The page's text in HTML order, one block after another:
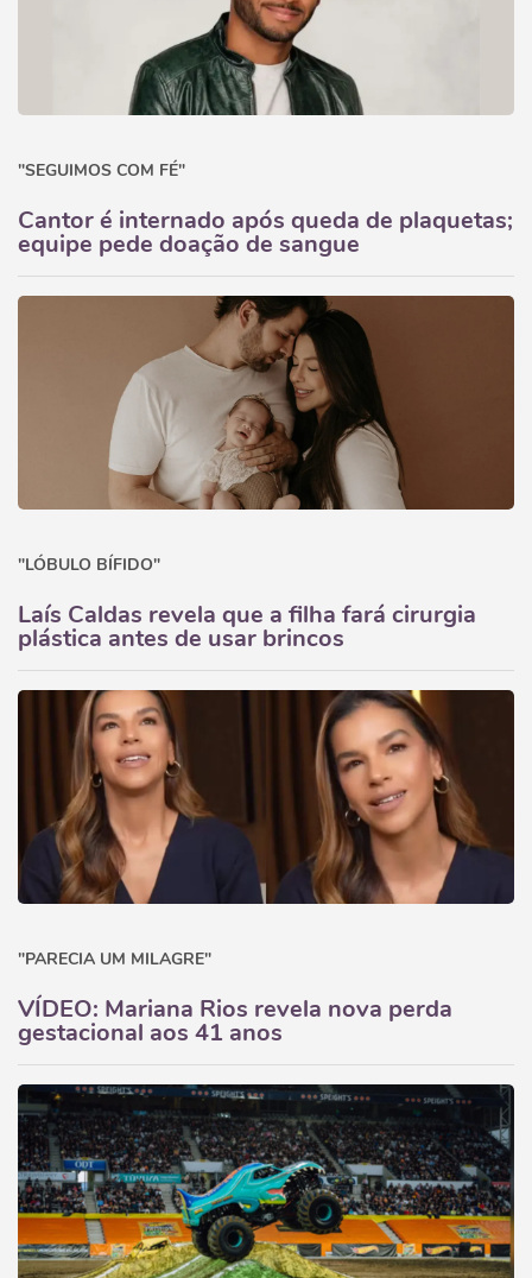
"SEGUIMOS COM FÉ"
Cantor é internado após queda de plaquetas;
equipe pede doação de sangue
"LÓBULO BÍFIDO"
Laís Caldas revela que a filha fará cirurgia
plástica antes de usar brincos
"PARECIA UM MILAGRE"
VÍDEO: Mariana Rios revela nova perda
gestacional aos 41 anos